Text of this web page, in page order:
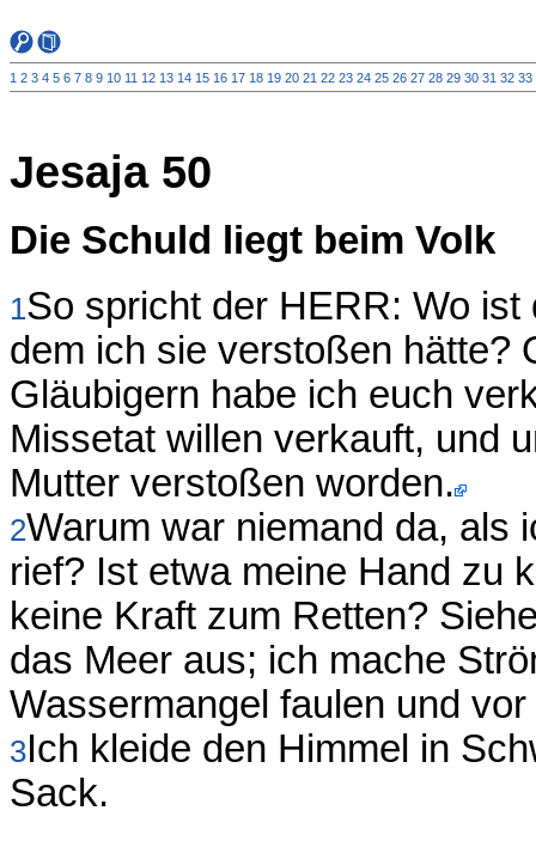
1 2 3 4 5 6 7 8 9 10 11 12 13 14 15 16 17 18 19 20 21 22 23 24 25 26 27 28 29 30 31 32 33
Jesaja 50
Die Schuld liegt beim Volk
1So spricht der HERR: Wo
dem ich sie verstoßen hätte?
Gläubigern habe ich euch
Missetat willen verkauft, und
Mutter verstoßen worden.
2Warum war niemand da, als
rief? Ist etwa meine Hand zu
keine Kraft zum Retten?
das Meer aus; ich mache
Wassermangel faulen und
3Ich kleide den Himmel in
Sack.